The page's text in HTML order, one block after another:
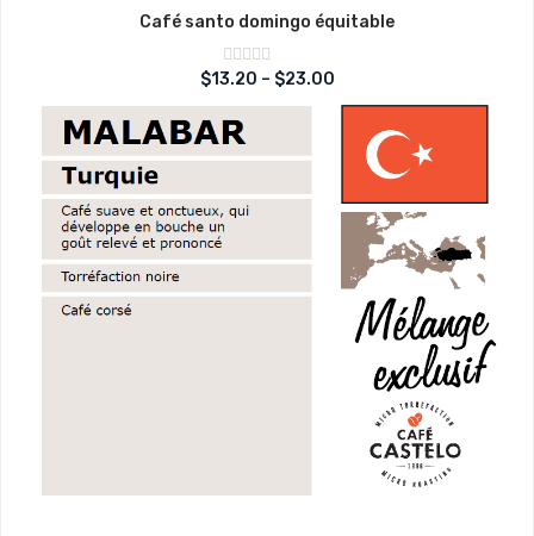
Café santo domingo équitable
Note
5
$13.20 – $23.00